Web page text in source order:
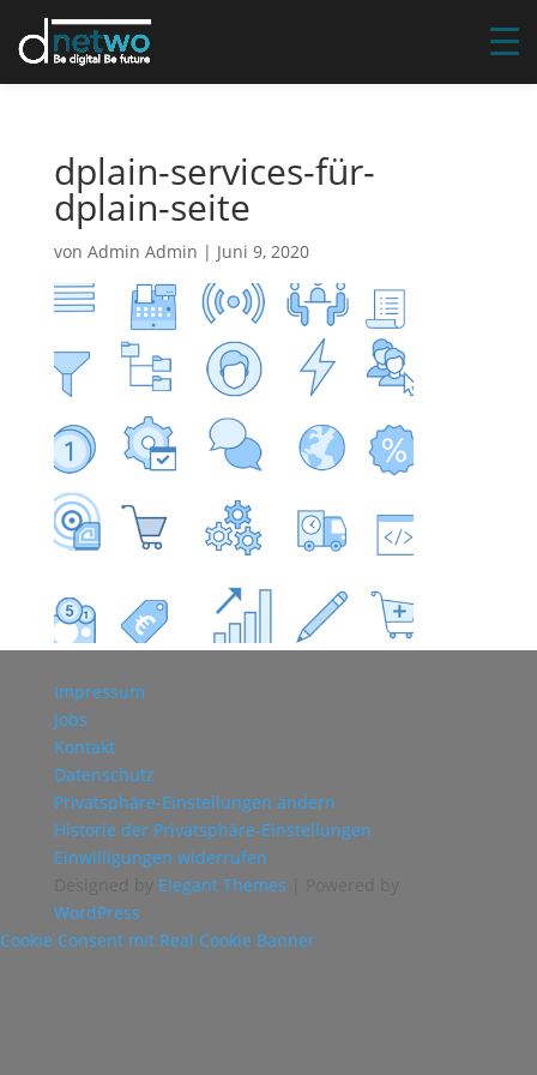
dplain-services-für-
dplain-seite
von Admin Admin | Juni 9, 2020
Impressum
Jobs
Kontakt
Datenschutz
Privatsphäre-Einstellungen ändern
Historie der Privatsphäre-Einstellungen
Einwilligungen widerrufen
Elegant Themes
WordPress
Cookie Consent mit Real Cookie Banner